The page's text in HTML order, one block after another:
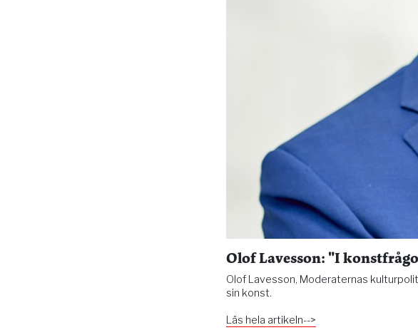
Olof Lavesson: "I
Olof Lavesson, Moderaternas
sin konst.
Läs hela artikeln-->